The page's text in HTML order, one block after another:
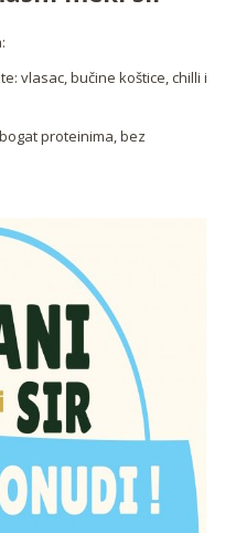
vlasac, bučine koštice, chilli i
proteinima, bez